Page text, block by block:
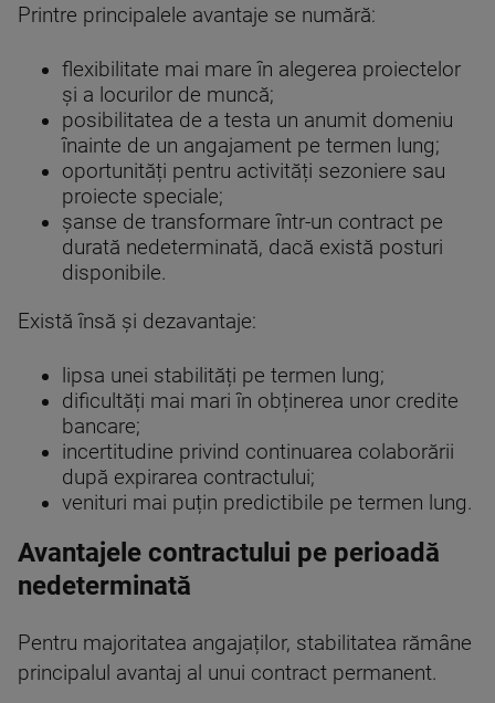
Printre principalele avantaje se numără:
flexibilitate mai mare în alegerea proiectelor
și a locurilor de muncă;
posibilitatea de a testa un anumit domeniu
înainte de un angajament pe termen lung;
oportunități pentru activități sezoniere sau
proiecte speciale;
șanse de transformare într-un contract pe
durată nedeterminată, dacă există posturi
disponibile.
Există însă și dezavantaje:
lipsa unei stabilități pe termen lung;
dificultăți mai mari în obținerea unor credite
bancare;
incertitudine privind continuarea colaborării
după expirarea contractului;
venituri mai puțin predictibile pe termen lung.
Avantajele contractului pe perioadă
nedeterminată
Pentru majoritatea angajaților, stabilitatea rămâne
principalul avantaj al unui contract permanent.